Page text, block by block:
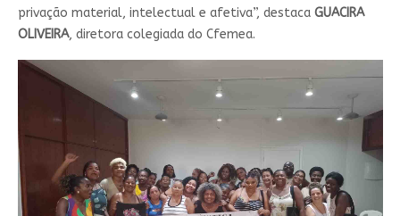
privação material, intelectual e afetiva”, destaca GUACIRA
OLIVEIRA, diretora colegiada do Cfemea.